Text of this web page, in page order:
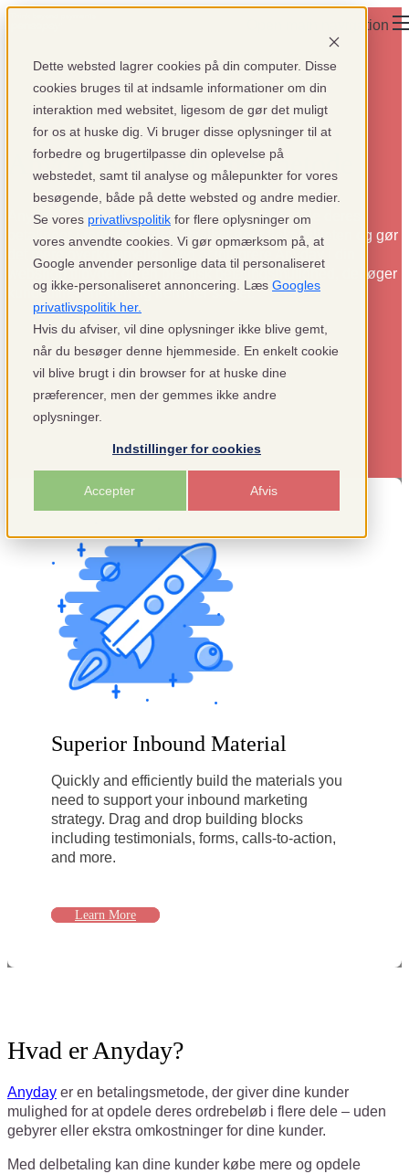
Dette websted lagrer cookies på din computer. Disse
cookies bruges til at indsamle informationer om din
interaktion med websitet, ligesom de gør det muligt
for os at huske dig. Vi bruger disse oplysninger til at
forbedre og brugertilpasse din oplevelse på
webstedet, samt til analyse og målepunkter for vores
besøgende, både på dette websted og andre medier.
Se vores privatlivspolitik for flere oplysninger om
vores anvendte cookies. Vi gør opmærksom på, at
Google anvender personlige data til personaliseret
og ikke-personaliseret annoncering. Læs Googles
privatlivspolitik her.
Hvis du afviser, vil dine oplysninger ikke blive gemt,
når du besøger denne hjemmeside. En enkelt cookie
vil blive brugt i din browser for at huske dine
præferencer, men der gemmes ikke andre
oplysninger.
Indstillinger for cookies
Accepter Afvis
Open main navigation
Anyday som betalingsmetode
Anyday giver dine kunder mulighed for at opdele deres
betalinger i rentefrie afdrag, hvilket øger fleksibiliteten og gør
det mere overkommeligt. Ved at integrere Anyday i din
webshop tilbyder du en praktisk betalingsmulighed, der øger
kundetilfredsheden og fremmer salget.
×
Superior Inbound Material
Quickly and efficiently build the materials you
need to support your inbound marketing
strategy. Drag and drop building blocks
including testimonials, forms, calls-to-action,
and more.
Learn More
Hvad er Anyday?
Anyday er en betalingsmetode, der giver dine kunder
mulighed for at opdele deres ordrebeløb i flere dele – uden
gebyrer eller ekstra omkostninger for dine kunder.
Med delbetaling kan dine kunder købe mere og opdele
×
×